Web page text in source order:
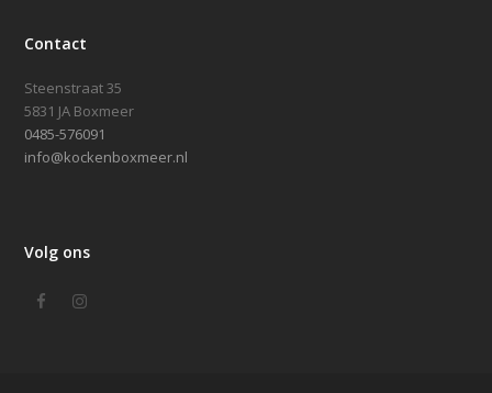
Contact
Steenstraat 35
5831 JA Boxmeer
0485-576091
info@kockenboxmeer.nl
Volg ons
FacebookInstagram